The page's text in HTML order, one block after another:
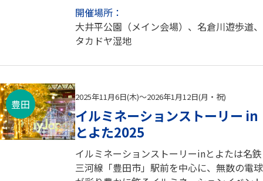
開催場所：
大井平公園（メイン会場）、名倉川遊歩道、
タカドヤ湿地
豊田
2025年11月6日(木)～2026年1月12日(月・祝)
イルミネーションストーリー in
とよた2025
イルミネーションストーリーinとよたは名鉄
三河線「豊田市」駅前を中心に、無数の電球